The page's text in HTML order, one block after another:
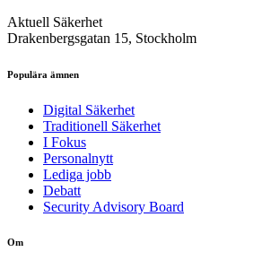
Aktuell Säkerhet
Drakenbergsgatan 15, Stockholm
Populära ämnen
Digital Säkerhet
Traditionell Säkerhet
I Fokus
Personalnytt
Lediga jobb
Debatt
Security Advisory Board
Om